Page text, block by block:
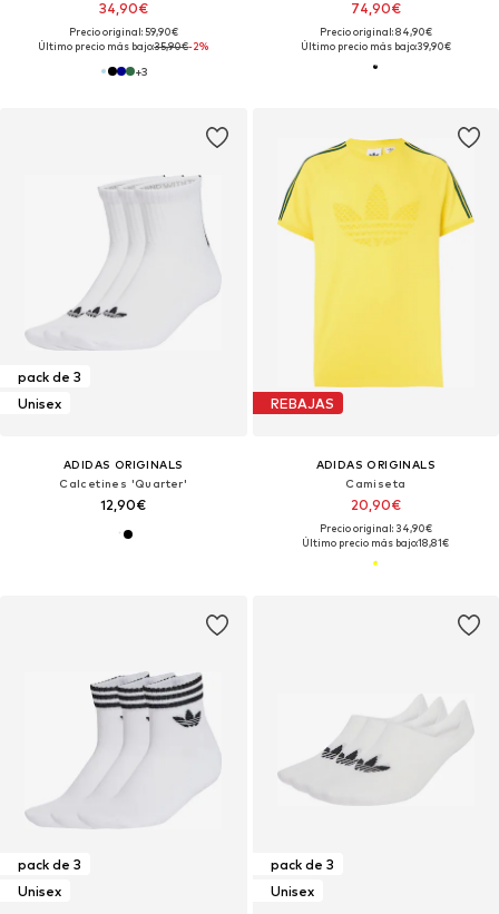
34,90€
Precio original: 59,90€
Último precio más bajo:35,90€-2%
+3
74,90€
Precio original: 84,90€
Último precio más bajo:39,90€
pack de 3
Unisex
ADIDAS ORIGINALS
Calcetines 'Quarter'
12,90€
REBAJAS
ADIDAS ORIGINALS
Camiseta
20,90€
Precio original: 34,90€
Último precio más bajo:18,81€
pack de 3
Unisex
pack de 3
Unisex